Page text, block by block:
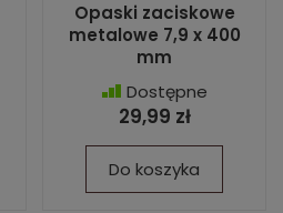
Opaski zaciskowe
metalowe 7,9 x 400
mm
Dostępne
29,99 zł
Do koszyka